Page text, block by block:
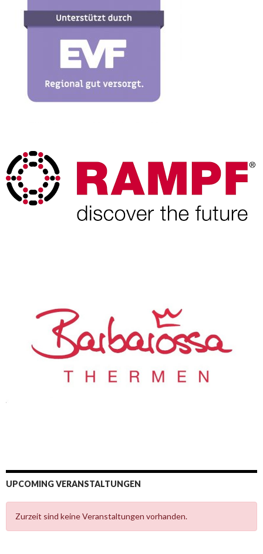
UPCOMING VERANSTALTUNGEN
Zurzeit sind keine Veranstaltungen vorhanden.